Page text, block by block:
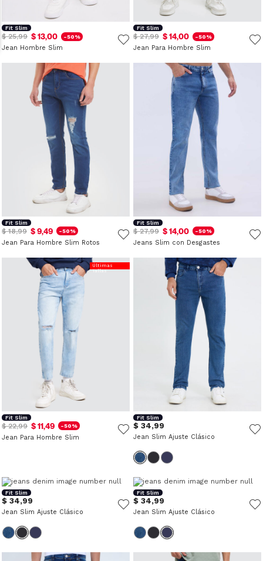
Fit Slim
$ 25,99 $ 13,00 -50%
Jean Hombre Slim
Fit Slim
$ 27,99 $ 14,00 -50%
Jean Para Hombre Slim
Fit Slim
$ 18,99 $ 9,49 -50%
Jean Para Hombre Slim Rotos
Fit Slim
$ 27,99 $ 14,00 -50%
Jeans Slim con Desgastes
Últimas
Tallas
Fit Slim
$ 22,99 $ 11,49 -50%
Jean Para Hombre Slim
Fit Slim
$ 34,99
Jean Slim Ajuste Clásico
Fit Slim
$ 34,99
Jean Slim Ajuste Clásico
Fit Slim
$ 34,99
Jean Slim Ajuste Clásico